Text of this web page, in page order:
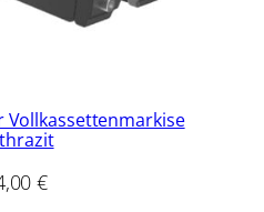
€